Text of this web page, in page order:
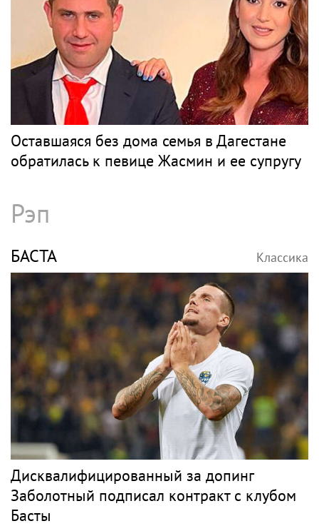
Оставшаяся без дома семья в Дагестане
обратилась к певице Жасмин и ее супругу
Рэп
БАСТА Классика
Дисквалифицированный за допинг
Заболотный подписал контракт с клубом
Басты